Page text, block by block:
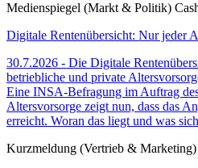
Medienspiegel (Markt & Politik)
Digitale Rentenübersicht: Nur jeder
30.7.2026 - Die Digitale
betriebliche und private
Eine INSA-Befragung im Auftrag
Altersvorsorge zeigt nun, dass das
erreicht. Woran das liegt und was
Kurzmeldung (Vertrieb & Marketing)